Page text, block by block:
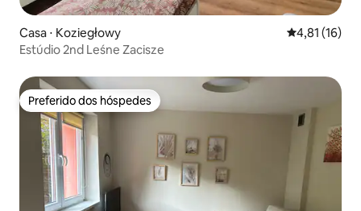
Casa ⋅ Koziegłowy 4,81 de uma
4,81 (16)
Estúdio 2nd Leśne Zacisze
Preferido dos hóspedes
Preferido dos hóspedes